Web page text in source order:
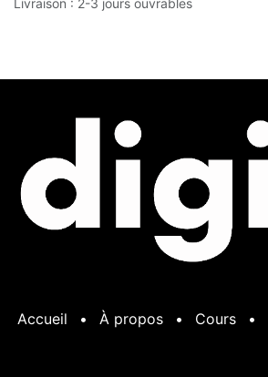
Accueil • À propos • Cours •